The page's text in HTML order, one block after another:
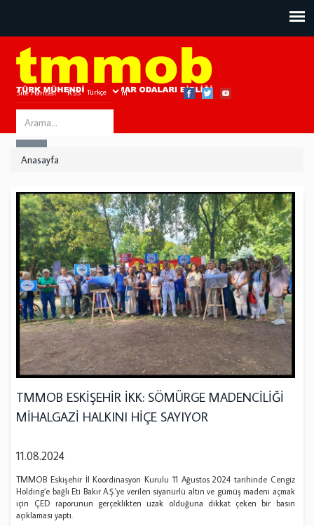
Site Haritası RSS Bize Ulaşın
Search
this
Anasayfa
TMMOB ESKİŞEHİR İKK: SÖMÜRGE MADENCİLİĞİ
MİHALGAZİ HALKINI HİÇE SAYIYOR
11.08.2024
TMMOB Eskişehir İl Koordinasyon Kurulu 11 Ağustos 2024 tarihinde Cengiz
Holding’e bağlı Eti Bakır A.Ş.'ye verilen siyanürlü altın ve gümüş madeni açmak
için ÇED raporunun gerçeklikten uzak olduğuna dikkat çeken bir basın
açıklaması yaptı.